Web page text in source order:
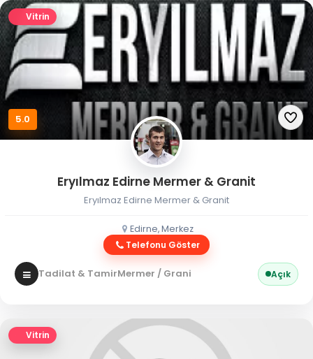
Vitrin
5.0
Eryılmaz Edirne Mermer & Granit
Eryılmaz Edirne Mermer & Granit
Edirne, Merkez
Telefonu Göster
Tadilat & TamirMermer / Granit Açık
Vitrin